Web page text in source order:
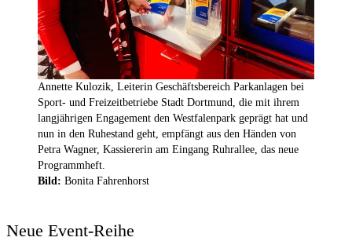
Annette Kulozik, Leiterin Geschäftsbereich Parkanlagen bei
Sport- und Freizeitbetriebe Stadt Dortmund, die mit ihrem
langjährigen Engagement den Westfalenpark geprägt hat und
nun in den Ruhestand geht, empfängt aus den Händen von
Petra Wagner, Kassiererin am Eingang Ruhrallee, das neue
Programmheft.
Bild: Bonita Fahrenhorst
Neue Event-Reihe